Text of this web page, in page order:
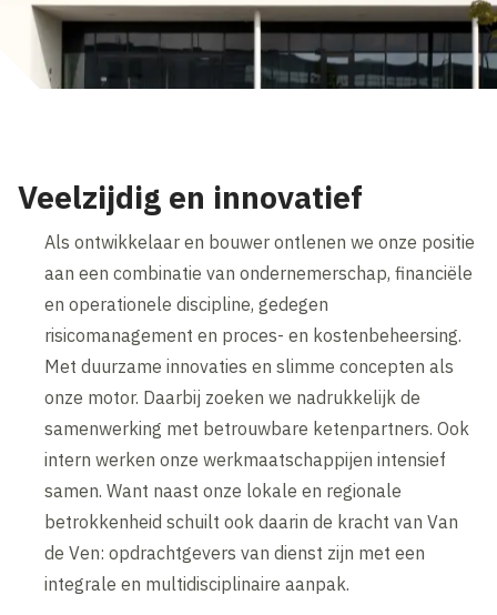
Veelzijdig en innovatief
Als ontwikkelaar en bouwer ontlenen we onze positie
aan een combinatie van ondernemerschap, financiële
en operationele discipline, gedegen
risicomanagement en proces- en kostenbeheersing.
Met duurzame innovaties en slimme concepten als
onze motor. Daarbij zoeken we nadrukkelijk de
samenwerking met betrouwbare ketenpartners. Ook
intern werken onze werkmaatschappijen intensief
samen. Want naast onze lokale en regionale
betrokkenheid schuilt ook daarin de kracht van Van
de Ven: opdrachtgevers van dienst zijn met een
integrale en multidisciplinaire aanpak.